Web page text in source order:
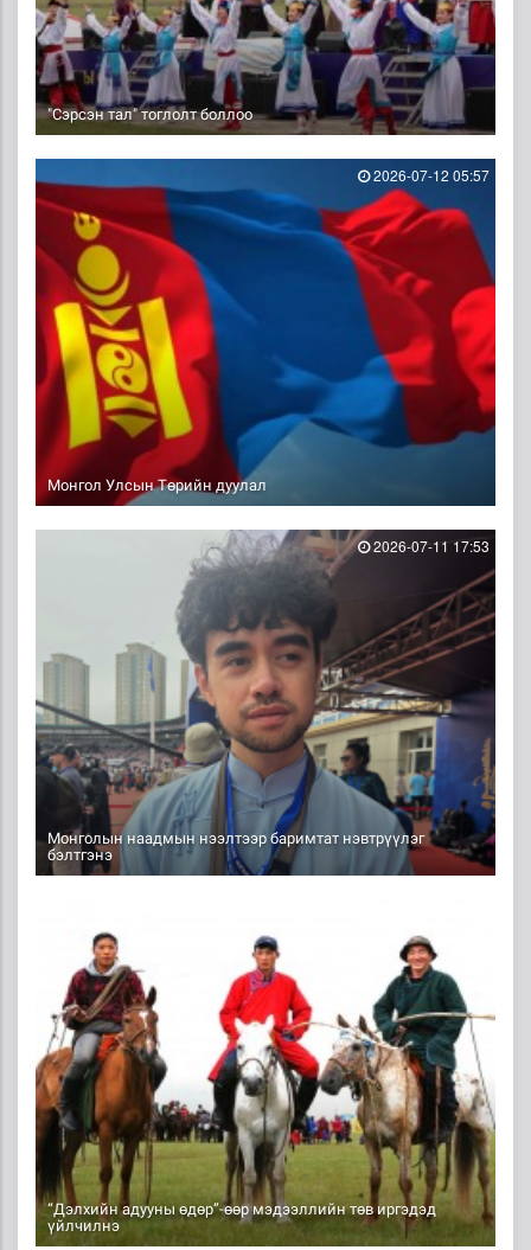
"Сэрсэн тал" тоглолт боллоо
Монгол Улсын Төрийн дуулал
2026-07-12 05:57
Монголын наадмын нээлтээр баримтат нэвтрүүлэг
бэлтгэнэ
2026-07-11 17:53
“Дэлхийн адууны өдөр”-өөр мэдээллийн төв иргэдэд
үйлчилнэ